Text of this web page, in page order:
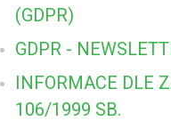
(GDPR)
GDPR -
INFORMACE DLE
106/1999 SB.